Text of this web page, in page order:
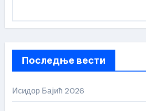
Последње вести
Исидор Бајић 2026